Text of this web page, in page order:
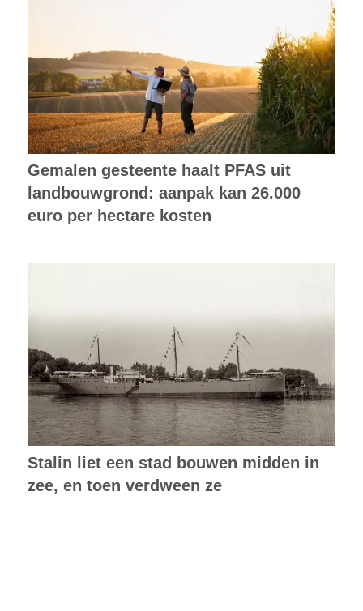
Gemalen gesteente haalt PFAS uit
landbouwgrond: aanpak kan 26.000
euro per hectare kosten
Stalin liet een stad bouwen midden in
zee, en toen verdween ze